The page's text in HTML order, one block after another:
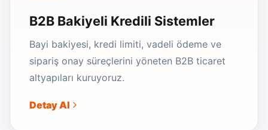
B2B Bakiyeli Kredili Sistemler
Bayi bakiyesi, kredi limiti, vadeli ödeme ve
sipariş onay süreçlerini yöneten B2B ticaret
altyapıları kuruyoruz.
Detay Al